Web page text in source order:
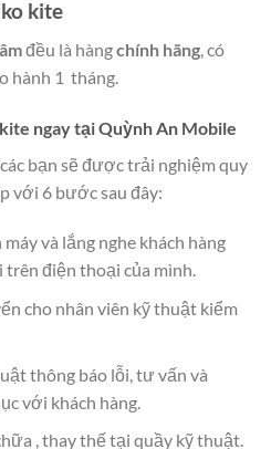
kite
đều là hàngchính hãng, có
hành 1 tháng.
ngay tại Quỳnh An Mobile
bạn sẽ được trải nghiệm quy
với 6 bước sau đây:
và lắng nghe khách hàng
trên điện thoại của mình.
cho nhân viên kỹ thuật kiểm
thông báo lỗi, tư vấn và
với khách hàng.
, thay thế tại quầy kỹ thuật.